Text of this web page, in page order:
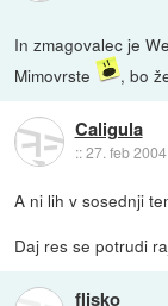
In zmagovalec je
Mimovrste
, bo
Caligula
::27. feb
A ni lih v sosednji
Daj res se potrudi
flisko